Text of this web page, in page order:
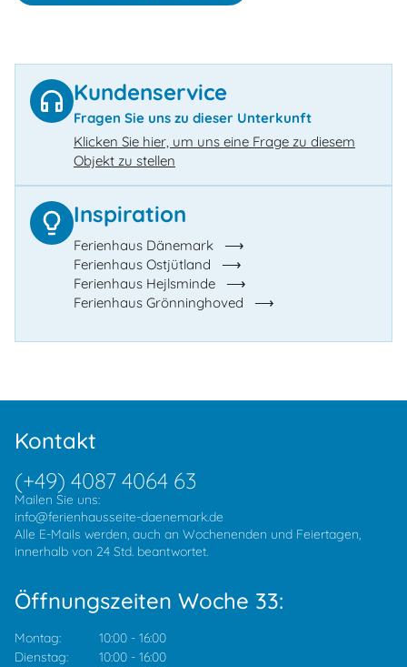
Kundenservice
Fragen Sie uns zu dieser Unterkunft
Klicken Sie hier, um uns eine Frage zu diesem
Objekt zu stellen
Inspiration
Ferienhaus Dänemark
Ferienhaus Ostjütland
Ferienhaus Hejlsminde
Ferienhaus Grönninghoved
Kontakt
(+49) 4087 4064 63
Mailen Sie uns:
info@ferienhausseite-daenemark.de
Alle E-Mails werden, auch an Wochenenden und Feiertagen,
innerhalb von 24 Std. beantwortet.
Öffnungszeiten Woche 33:
Montag: 10:00 - 16:00
Dienstag:
10:00 - 16:00